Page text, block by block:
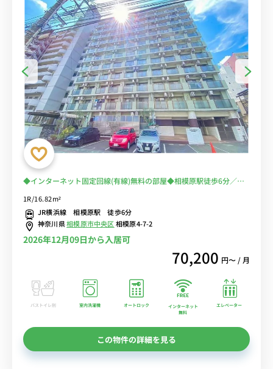
◆インターネット固定回線(有線)無料の部屋◆相模原駅徒歩6分／麻
1R/16.82m²
JR横浜線 相模原駅 徒歩6分
神奈川県相模原市中央区相模原4-7-2
2026年12月09日から入居可
70,200 円〜 / 月
バストイレ別 室内洗濯機 オートロック
インターネット
無料
エレベーター
この物件の詳細を見る